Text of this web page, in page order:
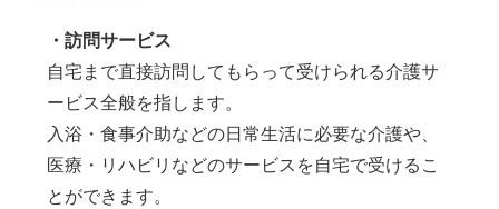
・訪問サービス
自宅まで直接訪問してもらって受けられる介護サ
ービス全般を指します。
入浴・食事介助などの日常生活に必要な介護や、
医療・リハビリなどのサービスを自宅で受けるこ
とができます。